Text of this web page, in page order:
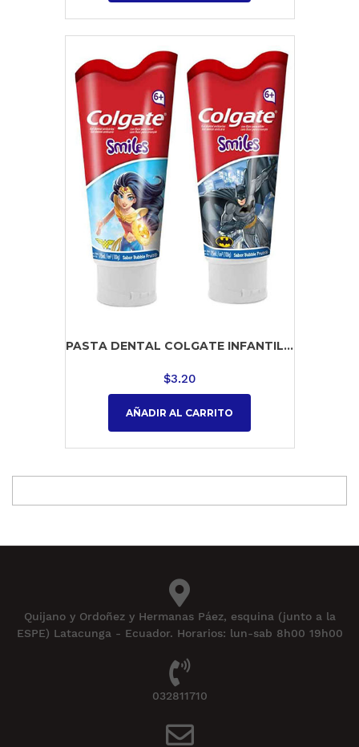
PASTA DENTAL COLGATE INFANTIL...
$3.20
AÑADIR AL CARRITO
Quijano y Ordoñez y Hermanas Páez, esquina (junto a la
ESPE) Latacunga - Ecuador. Horarios: lun-sab 8h00 19h00
032811710